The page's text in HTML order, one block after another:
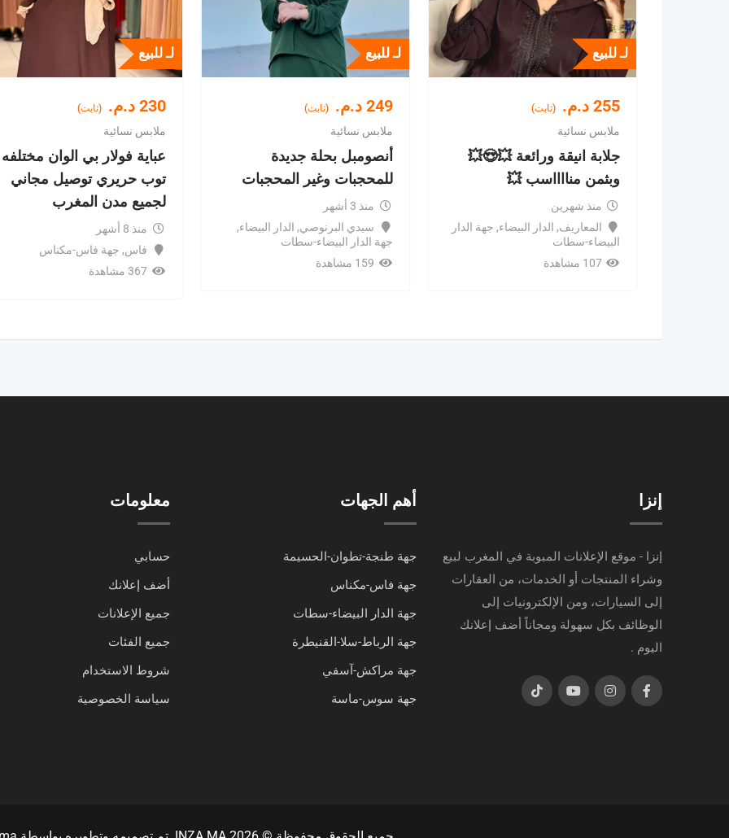
لـ للبيع
255 د.م. (ثابت)
ملابس نسائية
جلابة انيقة ورائعة 💥😍💥
وبثمن منااااسب 💥
منذ شهرين
المعاريف, الدار البيضاء, جهة الدار
البيضاء-سطات
107 مشاهدة
لـ للبيع
249 د.م. (ثابت)
ملابس نسائية
أنصومبل بحلة جديدة
للمحجبات وغير المحجبات
منذ 3 أشهر
سيدي البرنوصي, الدار البيضاء,
جهة الدار البيضاء-سطات
159 مشاهدة
لـ للبيع
230 د.م. (ثابت)
ملابس نسائية
عباية فولار بي الوان مختلفه
توب حريري توصيل مجاني
لجميع مدن المغرب
منذ 8 أشهر
فاس, جهة فاس-مكناس
367 مشاهدة
إنزا
إنزا - موقع الإعلانات المبوبة في المغرب لبيع
وشراء المنتجات أو الخدمات، من العقارات
إلى السيارات، ومن الإلكترونيات إلى
الوظائف بكل سهولة ومجاناً أضف إعلانك
اليوم .
أهم الجهات
جهة طنجة-تطوان-الحسيمة
جهة فاس-مكناس
جهة الدار البيضاء-سطات
جهة الرباط-سلا-القنيطرة
جهة مراكش-آسفي
جهة سوس-ماسة
معلومات
حسابي
أضف إعلانك
جميع الإعلانات
جميع الفئات
شروط الاستخدام
سياسة الخصوصية